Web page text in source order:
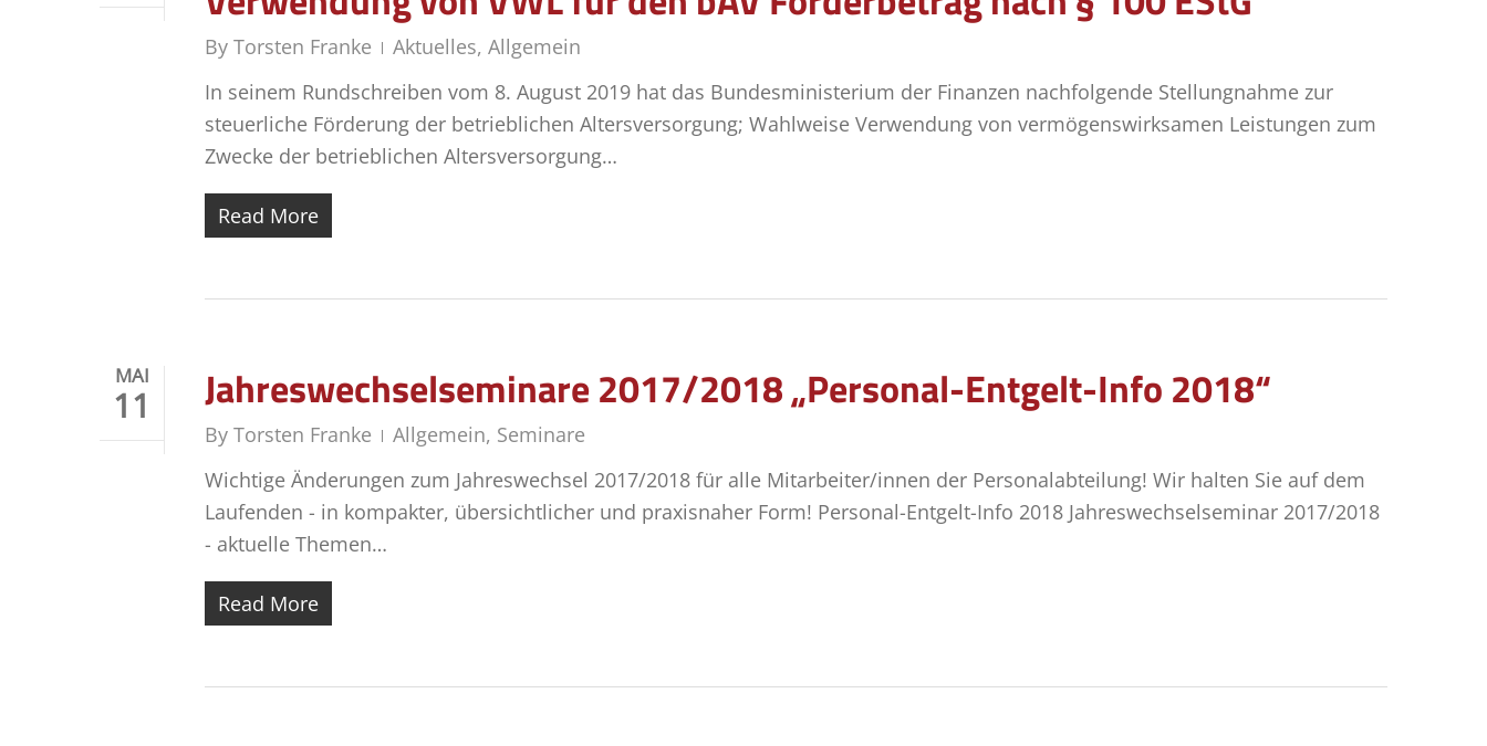
By Torsten Franke Aktuelles, Allgemein
In seinem Rundschreiben vom 8. August 2019 hat das Bundesministerium der Finanzen nachfolgende Stellungnahme zur
steuerliche Förderung der betrieblichen Altersversorgung; Wahlweise Verwendung von vermögenswirksamen Leistungen zum
Zwecke der betrieblichen Altersversorgung…
Read More
MAI
11 Jahreswechselseminare 2017/2018 „Personal-Entgelt-Info 2018“
By Torsten Franke Allgemein, Seminare
Wichtige Änderungen zum Jahreswechsel 2017/2018 für alle Mitarbeiter/innen der Personalabteilung! Wir halten Sie auf dem
Laufenden - in kompakter, übersichtlicher und praxisnaher Form! Personal-Entgelt-Info 2018 Jahreswechselseminar 2017/2018
- aktuelle Themen…
Read More